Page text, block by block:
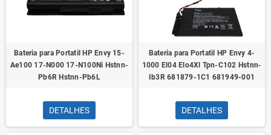
Bateria para Portatil HP Envy 15-
Ae100 17-N000 17-N100Ni Hstnn-
Pb6R Hstnn-Pb6L
DETALHES
Bateria para Portatil HP Envy 4-
1000 El04 Elo4Xl Tpn-C102 Hstnn-
Ib3R 681879-1C1 681949-001
DETALHES